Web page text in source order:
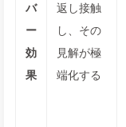
バ
ー
効
果
返し接触
し、その
見解が極
端化する